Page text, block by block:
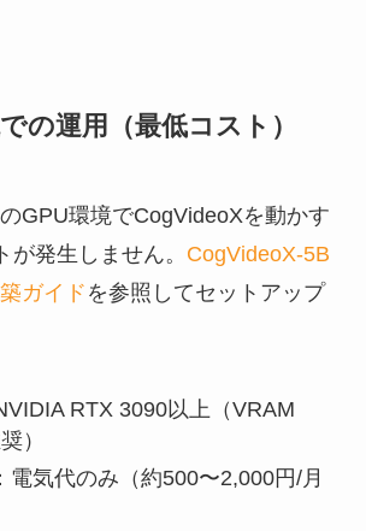
の運用（最低コスト）
GPU環境でCogVideoXを動かす
発生しません。 CogVideoX-5B
ガイド を参照してセットアップ
RTX 3090以上（VRAM
）
：電気代のみ（約500〜2,000円/月